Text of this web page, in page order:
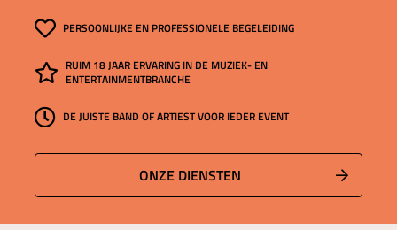
PERSOONLIJKE EN PROFESSIONELE BEGELEIDING
RUIM 18 JAAR ERVARING IN DE MUZIEK- EN
ENTERTAINMENTBRANCHE
DE JUISTE BAND OF ARTIEST VOOR IEDER EVENT
ONZE DIENSTEN